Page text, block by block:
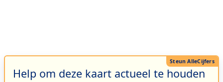
Help om deze kaart actueel te houden